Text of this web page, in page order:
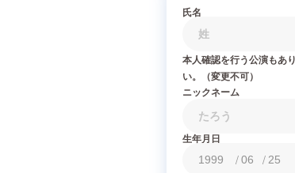
氏名
本人確認を行う公演もあ
い。（変更不可）
ニックネーム
生年月日
/ /